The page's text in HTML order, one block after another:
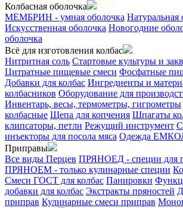
Колбасная оболочка
МЕМБРИН - умная оболочка Натуральная
Искусственная оболочка Новогодние
оболочка
Всё для изготовления колбас
Нитритная соль Стартовые культуры и
Цитратные пищевые смеси Фосфатные
Добавки для колбас Ингредиенты и
колбасников Оборудование для
Инвентарь, весы, термометры, гигрометры
колбасные Щепа для копчения Шпагаты
клипсаторы, петли Режущий инструмент
инъекторы для посола мяса Одежда
Приправы
Все виды Перцев ПРЯНОЕД - специи для
ПРЯНОЕМ - только кулинарные специи
Смеси ГОСТ для колбас Панировки
добавки для колбас Экстракты пряностей
приправ Кулинарные смеси приправ